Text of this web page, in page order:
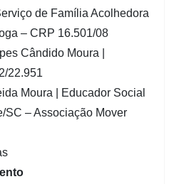
de Família Acolhedora
– CRP 16.501/08
Cândido Moura |
22.951
Moura | Educador Social
SC – Associação Mover